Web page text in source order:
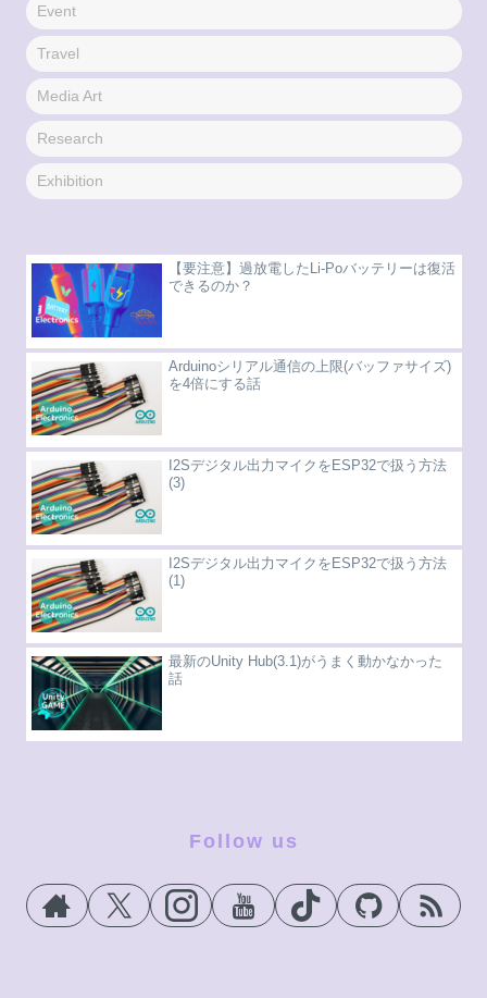
Event
Travel
Media Art
Research
Exhibition
【要注意】過放電したLi-Poバッテリーは復活
できるのか？
Arduinoシリアル通信の上限(バッファサイズ)
を4倍にする話
I2Sデジタル出力マイクをESP32で扱う方法
(3)
I2Sデジタル出力マイクをESP32で扱う方法
(1)
最新のUnity Hub(3.1)がうまく動かなかった
話
Follow us